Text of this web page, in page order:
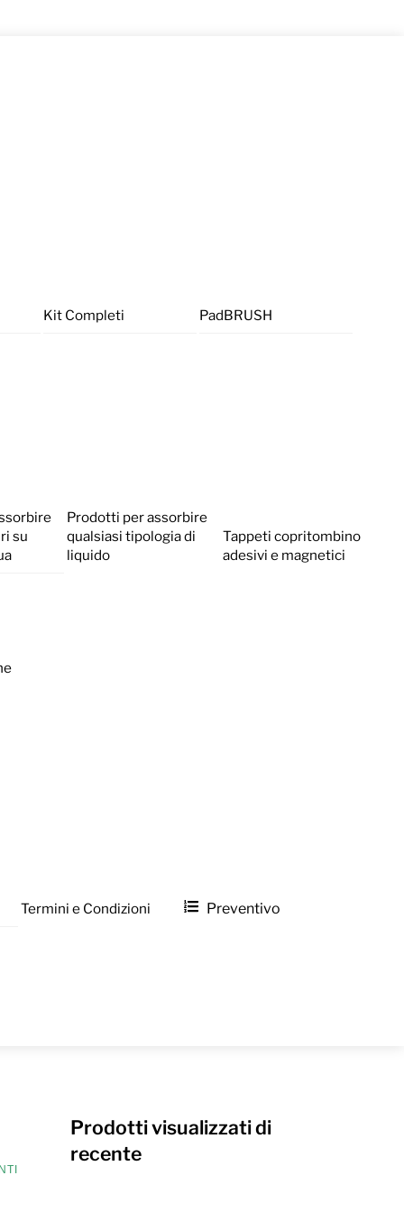
Kit Completi PadBRUSH
su
Prodotti per assorbire
qualsiasi tipologia di
liquido
Tappeti copritombino
adesivi e magnetici
Termini e Condizioni Preventivo
Prodotti visualizzati di
recente